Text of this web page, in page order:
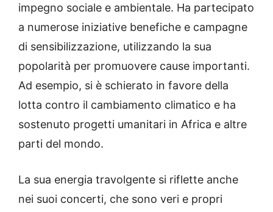
impegno sociale e ambientale. Ha partecipato
a numerose iniziative benefiche e campagne
di sensibilizzazione, utilizzando la sua
popolarità per promuovere cause importanti.
Ad esempio, si è schierato in favore della
lotta contro il cambiamento climatico e ha
sostenuto progetti umanitari in Africa e altre
parti del mondo.
La sua energia travolgente si riflette anche
nei suoi concerti, che sono veri e propri